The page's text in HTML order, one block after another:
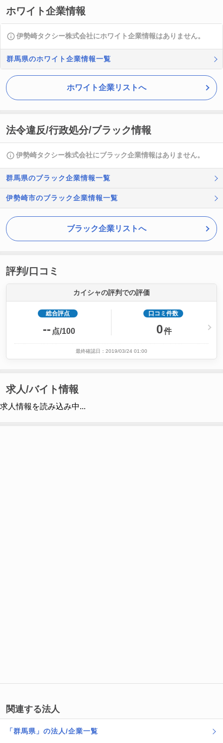
ホワイト企業情報
伊勢崎タクシー株式会社にホワイト企業情報はありません。
群馬県のホワイト企業情報一覧
ホワイト企業リストへ
法令違反/行政処分/ブラック情報
伊勢崎タクシー株式会社にブラック企業情報はありません。
群馬県のブラック企業情報一覧
伊勢崎市のブラック企業情報一覧
ブラック企業リストへ
評判/口コミ
カイシャの評判での評価
総合評点
-- 点/100
口コミ件数
0件
最終確認日：2019/03/24 01:00
求人/バイト情報
求人情報を読み込み中...
関連する法人
「群馬県」の法人/企業一覧